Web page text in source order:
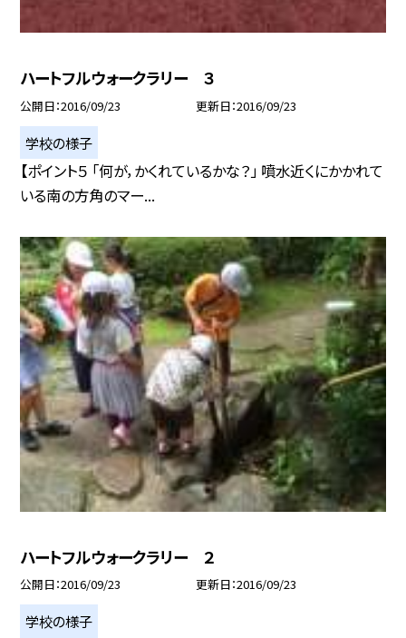
ハートフルウォークラリー ３
公開日 2016/09/23 更新日 2016/09/23
学校の様子
【ポイント５ 「何が，かくれているかな？」 噴水近くにかかれて
いる南の方角のマー...
ハートフルウォークラリー ２
公開日 2016/09/23 更新日 2016/09/23
学校の様子